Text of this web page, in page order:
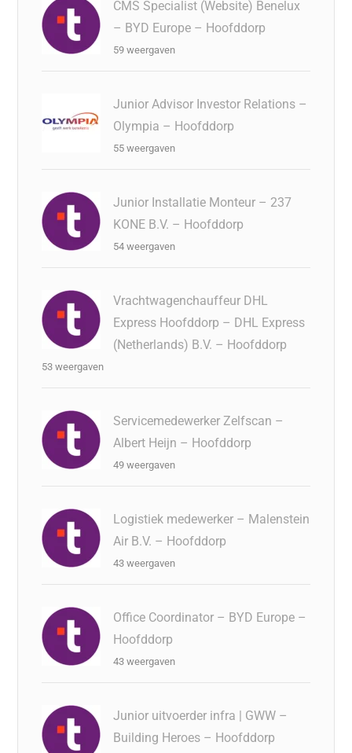
CMS Specialist (Website) Benelux
– BYD Europe – Hoofddorp
59 weergaven
Junior Advisor Investor Relations –
Olympia – Hoofddorp
55 weergaven
Junior Installatie Monteur – 237
KONE B.V. – Hoofddorp
54 weergaven
Vrachtwagenchauffeur DHL
Express Hoofddorp – DHL Express
(Netherlands) B.V. – Hoofddorp
53 weergaven
Servicemedewerker Zelfscan –
Albert Heijn – Hoofddorp
49 weergaven
Logistiek medewerker – Malenstein
Air B.V. – Hoofddorp
43 weergaven
Office Coordinator – BYD Europe –
Hoofddorp
43 weergaven
Junior uitvoerder infra | GWW –
Building Heroes – Hoofddorp